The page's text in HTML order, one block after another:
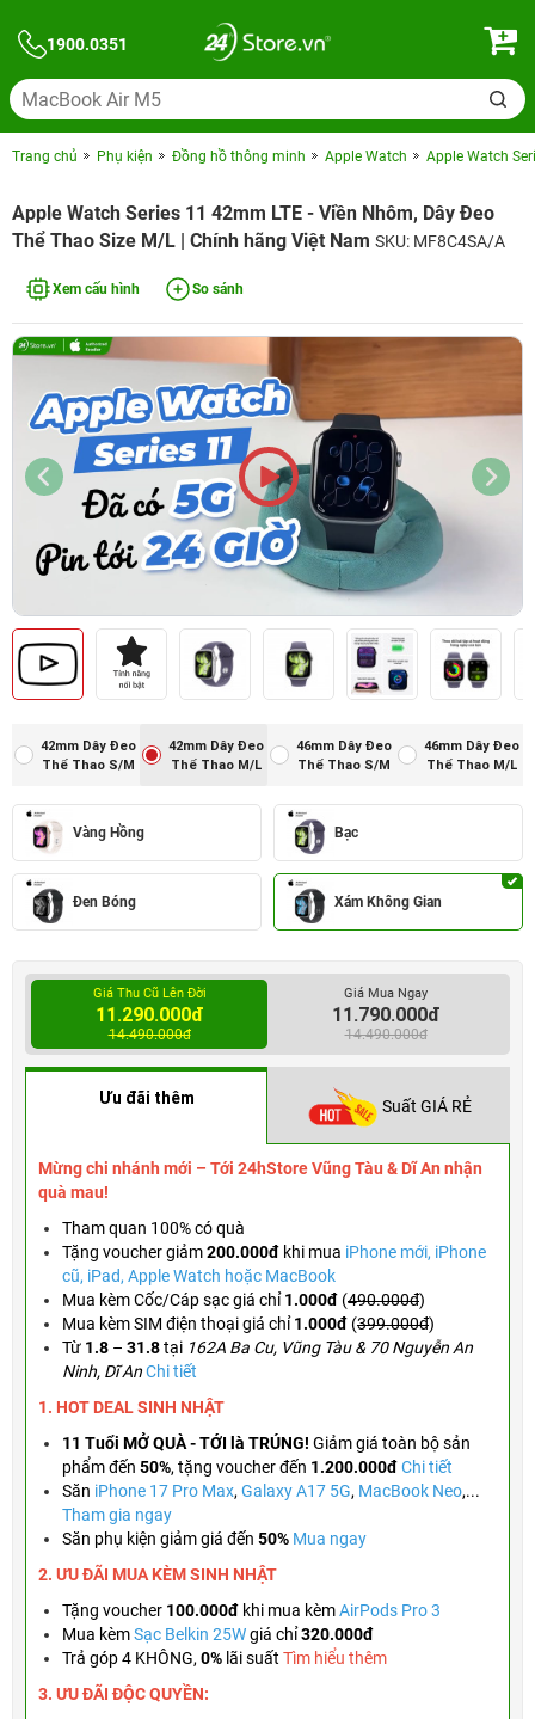
1900.0351
Trang chủ Phụ kiện Đồng hồ thông minh Apple Watch Apple Watch
Apple Watch Series 11 42mm LTE - Viền Nhôm, Dây Đeo
Thể Thao Size M/L | Chính hãng Việt Nam SKU: MF8C4SA/A
Xem cấu hình So sánh
42mm Dây Đeo
Thể Thao S/M
42mm Dây Đeo
Thể Thao M/L
46mm Dây Đeo
Thể Thao S/M
46mm Dây Đeo
Thể Thao M/L
Vàng Hồng Bạc
Đen Bóng Xám Không Gian
Giá Thu Cũ Lên Đời
11.290.000đ
14.490.000đ
Giá Mua Ngay
11.790.000đ
14.490.000đ
Ưu đãi thêm Suất GIÁ RẺ
Mừng chi nhánh mới – Tới 24hStore Vũng Tàu & Dĩ An nhận
quà mau!
Tham quan 100% có quà
Tặng vouchergiảm200.000đ khi mua iPhone mới, iPhone
cũ, iPad, Apple Watch hoặc MacBook
Mua kèm Cốc/Cáp sạc giá chỉ1.000đ (490.000đ)
Mua kèm SIM điện thoại giá chỉ1.000đ (399.000đ)
Từ 1.8 – 31.8tại 162A Ba Cu, Vũng Tàu & 70 Nguyễn An
Ninh, Dĩ AnChi tiết
1. HOT DEAL SINH NHẬT
11 Tuổi MỞ QUÀ - TỚI là TRÚNG! Giảm giá toàn bộ sản
phẩm đến 50%, tặng voucher đến 1.200.000đChi tiết
Săn iPhone 17 Pro Max, Galaxy A17 5G, MacBook Neo,...
Tham gia ngay
Săn phụ kiện giảm giá đến 50% Mua ngay
2. ƯU ĐÃI MUA KÈMSINH NHẬT
Tặng voucher 100.000đ khi mua kèmAirPods Pro 3
Mua kèmSạc Belkin 25Wgiá chỉ320.000đ
Trả góp 4 KHÔNG, 0% lãi suất Tìm hiểu thêm
3. ƯU ĐÃI ĐỘC QUYỀN: